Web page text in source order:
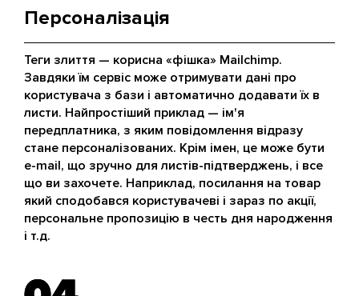
Персоналізація
Теги злиття — корисна «фішка» Mailchimp.
Завдяки їм сервіс може отримувати дані про
користувача з бази і автоматично додавати їх в
листи. Найпростіший приклад — ім'я
передплатника, з яким повідомлення відразу
стане персоналізованих. Крім імен, це може бути
e-mail, що зручно для листів-підтверджень, і все
що ви захочете. Наприклад, посилання на товар
який сподобався користувачеві і зараз по акції,
персональне пропозицію в честь дня народження
і т.д.